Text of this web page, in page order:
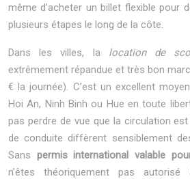
même d’acheter un billet flexible pour
plusieurs étapes le long de la côte.
Dans les villes, la location de
extrêmement répandue et très bon
€ la journée). C’est un excellent
Hoi An, Ninh Binh ou Hue en toute
pas perdre de vue que la circulation
de conduite diffèrent sensiblement
Sans permis international valable
n’êtes théoriquement pas